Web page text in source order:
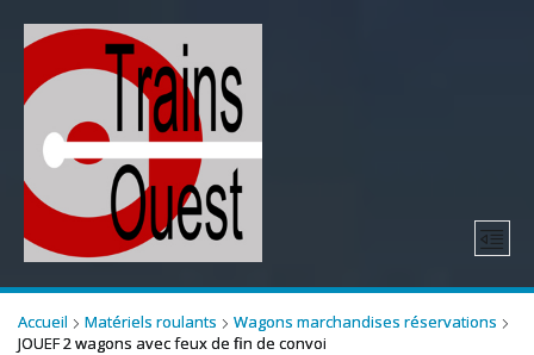
Accueil Matériels roulants
Wagons marchandises réservations
JOUEF 2 wagons avec feux de fin de convoi